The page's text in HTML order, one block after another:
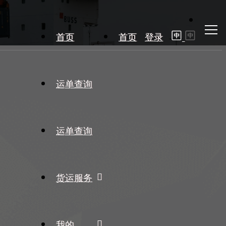
首页 登录
首页
运单查询
运单查询
货运服务